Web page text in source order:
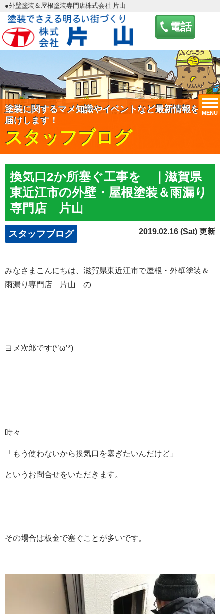
電話
MENU
●外壁塗装＆屋根塗装専門店株式会社 片山
塗装に関するマメ知識やイベントなど最新情報をお
届けします！
スタッフブログ
換気口2か所塞ぐ工事を ｜滋賀県
東近江市の外壁・屋根塗装＆雨漏り
専門店 片山
スタッフブログ 2019.02.16 (Sat) 更新
みなさまこんにちは、滋賀県東近江市で屋根・外壁塗装＆
雨漏り専門店 片山 の
ヨメ次郎です(*’ω’*)
時々
「もう使わないから換気口を塞ぎたいんだけど」
というお問合せをいただきます。
その場合は板金で塞ぐことが多いです。